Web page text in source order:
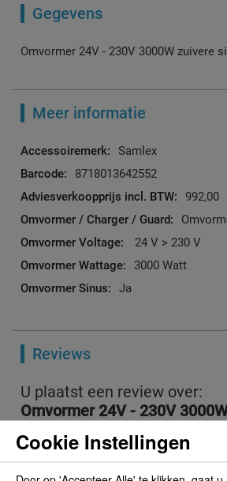
Gegevens
Omvormer 24V - 230V 3000W zuivere
Meer informatie
Meer
informatie
Samlex
8718013642552
992,00
24 V > 230 V
3000 Watt
Ja
Reviews
U plaatst een review over:
Omvormer 24V - 230V
Uw naam
Cookie Instellingen